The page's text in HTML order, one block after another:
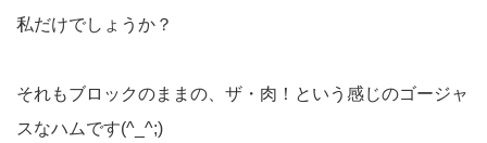
私だけでしょうか？
それもブロックのままの、ザ・肉！という感じのゴージャ
スなハムです(^_^;)